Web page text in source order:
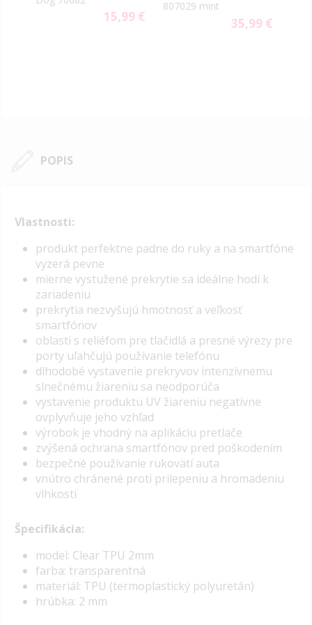
15,99 €
807029 mint
35,99 €
POPIS
Vlastnosti:
produkt perfektne padne do ruky a na smartfóne
vyzerá pevne
mierne vystužené prekrytie sa ideálne hodí k
zariadeniu
prekrytia nezvyšujú hmotnosť a veľkosť
smartfónov
oblasti s reliéfom pre tlačidlá a presné výrezy pre
porty uľahčujú používanie telefónu
dlhodobé vystavenie prekryvov intenzívnemu
slnečnému žiareniu sa neodporúča
vystavenie produktu UV žiareniu negatívne
ovplyvňuje jeho vzhľad
výrobok je vhodný na aplikáciu pretlače
zvýšená ochrana smartfónov pred poškodením
bezpečné používanie rukovätí auta
vnútro chránené proti prilepeniu a hromadeniu
vlhkosti
Špecifikácia:
model: Clear TPU 2mm
farba: transparentná
materiál: TPU (termoplastický polyuretán)
hrúbka: 2 mm